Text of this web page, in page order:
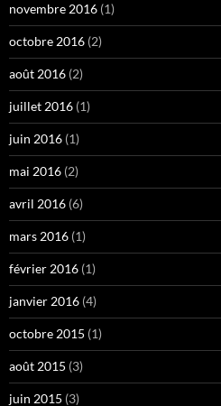
novembre 2016 (1)
octobre 2016 (2)
août 2016 (2)
juillet 2016 (1)
juin 2016 (1)
mai 2016 (2)
avril 2016 (6)
mars 2016 (1)
février 2016 (1)
janvier 2016 (4)
octobre 2015 (1)
août 2015 (3)
juin 2015 (3)